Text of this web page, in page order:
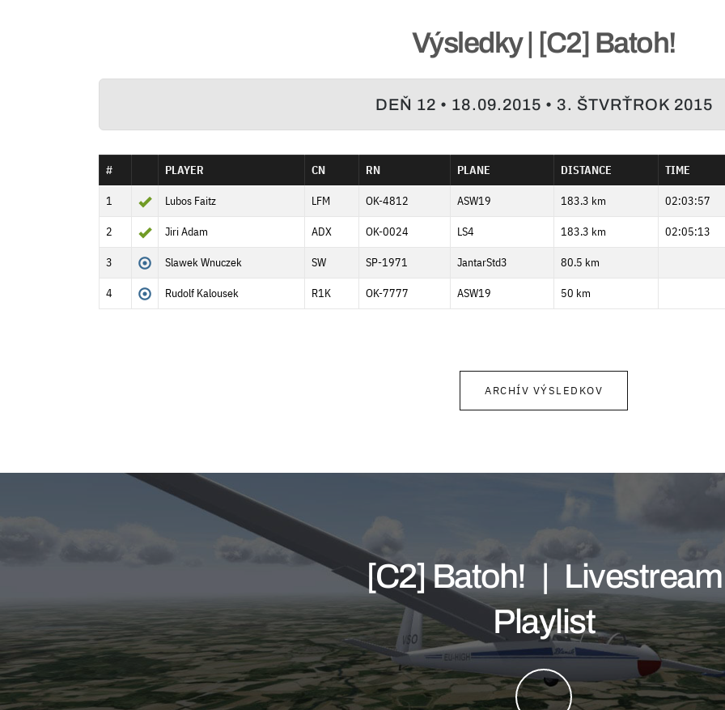
Výsledky | [C2] Batoh!
DEŇ 12 • 18.09.2015 • 3. ŠTVRŤROK 2015
# PLAYER CN RN PLANE DISTANCE TIME
1 Lubos Faitz LFM OK-4812 ASW19 183.3 km 02:03:57
2 Jiri Adam ADX OK-0024 LS4 183.3 km 02:05:13
3 Slawek Wnuczek SW SP-1971 JantarStd3 80.5 km
4 Rudolf Kalousek R1K OK-7777 ASW19 50 km
ARCHÍV VÝSLEDKOV
[C2] Batoh! | Livestream
Playlist